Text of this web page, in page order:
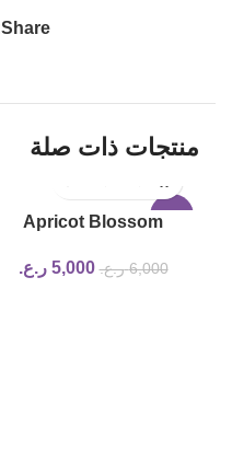
Share:
منتجات ذات صلة
Apricot Blossom
joseon 6,000 ر.ع. 5,000 ر.ع.